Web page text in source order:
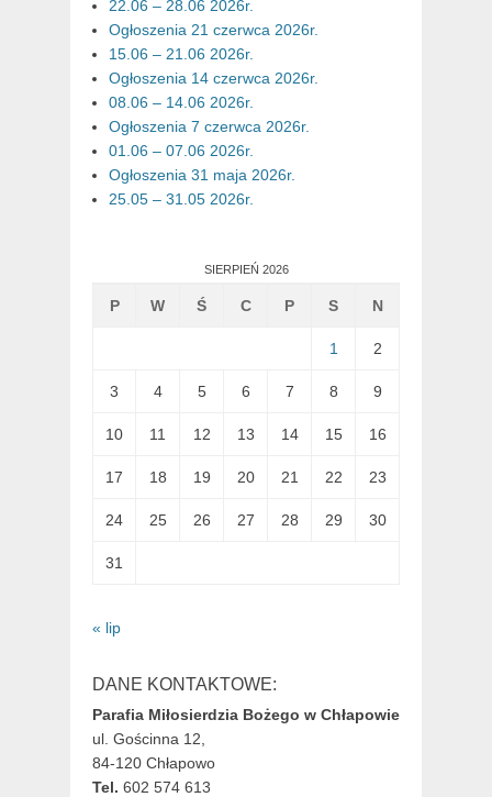
22.06 – 28.06 2026r.
Ogłoszenia 21 czerwca 2026r.
15.06 – 21.06 2026r.
Ogłoszenia 14 czerwca 2026r.
08.06 – 14.06 2026r.
Ogłoszenia 7 czerwca 2026r.
01.06 – 07.06 2026r.
Ogłoszenia 31 maja 2026r.
25.05 – 31.05 2026r.
SIERPIEŃ 2026
P W Ś C P S N
1 2
3 4 5 6 7 8 9
10 11 12 13 14 15 16
17 18 19 20 21 22 23
24 25 26 27 28 29 30
31
« lip
DANE KONTAKTOWE:
Parafia Miłosierdzia Bożego w Chłapowie
ul. Gościnna 12,
84-120 Chłapowo
Tel. 602 574 613